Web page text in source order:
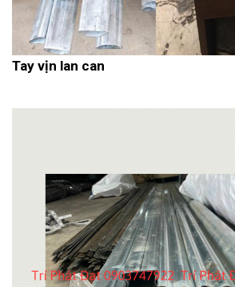
Tay vịn lan can